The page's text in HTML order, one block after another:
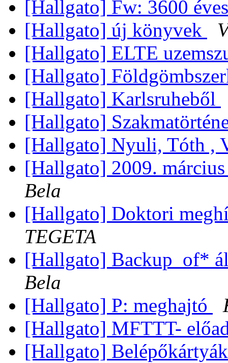
[Hallgato] Fw: 3600
[Hallgato] új könyvek
[Hallgato] ELTE
[Hallgato]
[Hallgato] Karlsruheből
[Hallgato]
[Hallgato] Nyuli, Tóth ,
[Hallgato] 2009.
Bela
[Hallgato] Doktori
TEGETA
[Hallgato] Backup_of*
Bela
[Hallgato] P: meghajtó
[Hallgato] MFTTT-
[Hallgato]